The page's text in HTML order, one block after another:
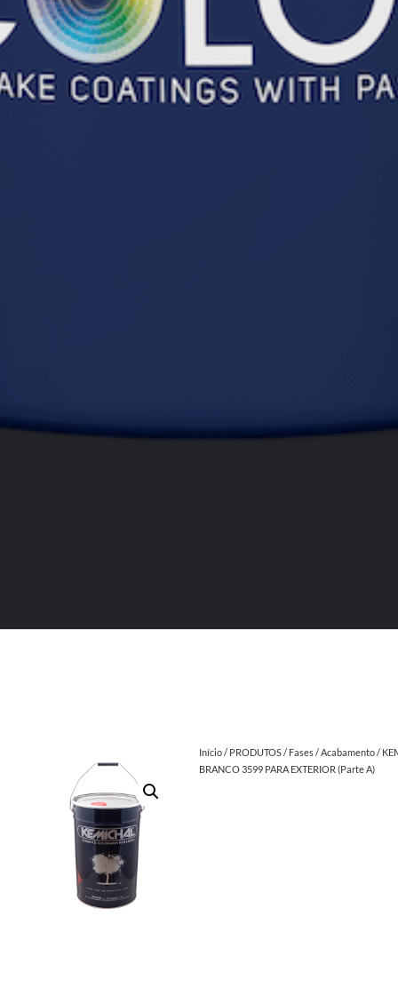
Início/ PRODUTOS/ Fases/Acabamento/
BRANCO 3599 PARA EXTERIOR (Parte A)